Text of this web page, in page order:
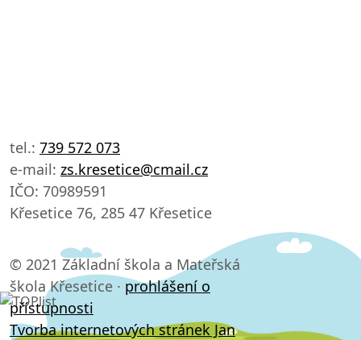
tel.: 739 572 073
e-mail: zs.kresetice@cmail.cz
IČO: 70989591
Křesetice 76, 285 47 Křesetice
© 2021 Základní škola a Mateřská
škola Křesetice · prohlášení o
přístupnosti
Tvorba internetových stránek Jan